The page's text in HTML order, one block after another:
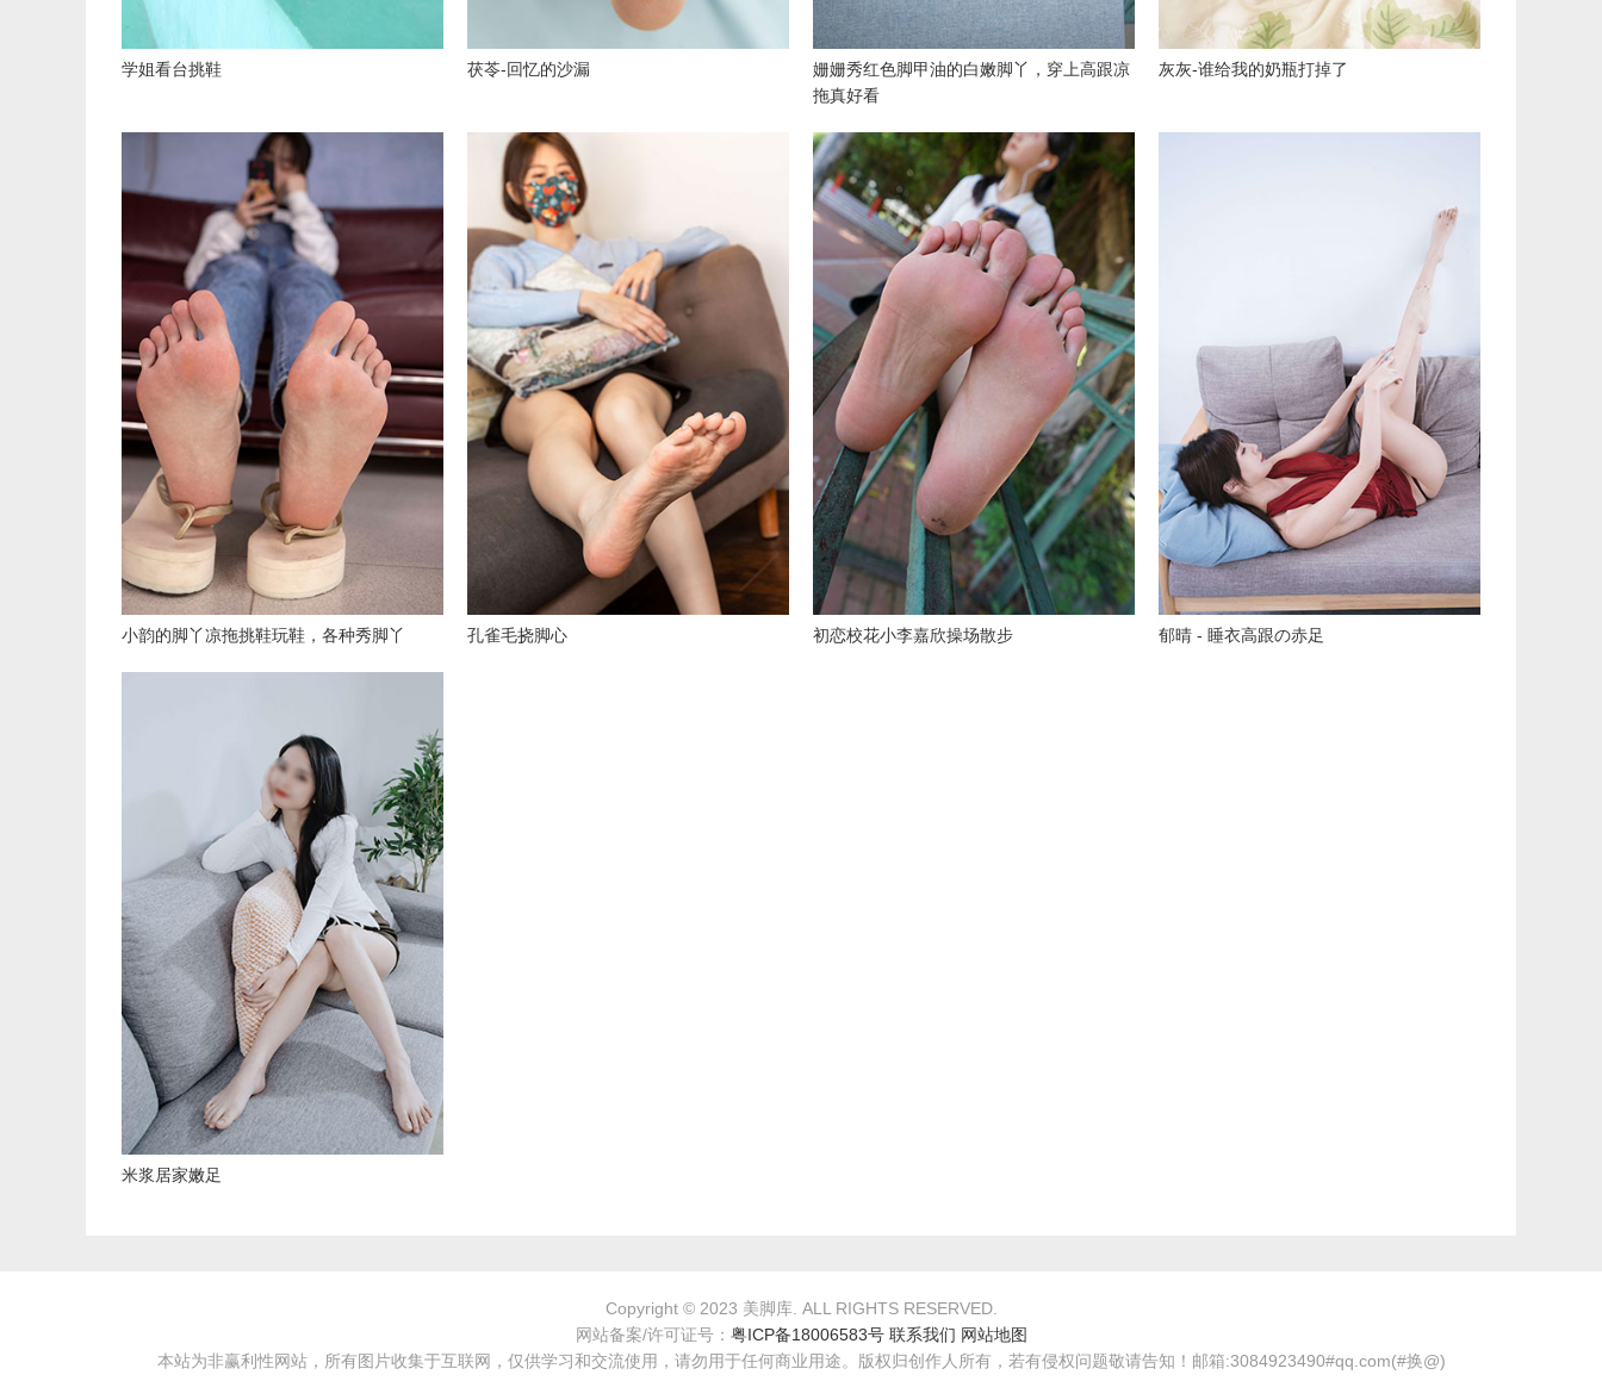
学姐看台挑鞋 茯苓-回忆的沙漏
姗姗秀红色脚甲油的白嫩脚丫，穿上高跟凉
拖真好看
灰灰-谁给我的奶瓶打掉了
小韵的脚丫凉拖挑鞋玩鞋，各种秀脚丫 孔雀毛挠脚心 初恋校花小李嘉欣操场散步 郁晴 - 睡衣高跟の赤足
米浆居家嫩足
Copyright © 2023 美脚库. ALL RIGHTS RESERVED.
网站备案/许可证号： 粤ICP备18006583号 联系我们 网站地图
本站为非赢利性网站，所有图片收集于互联网，仅供学习和交流使用，请勿用于任何商业用途。版权归创作人所有，若有侵权问题敬请告知！邮箱:3084923490#qq.com(#换@)